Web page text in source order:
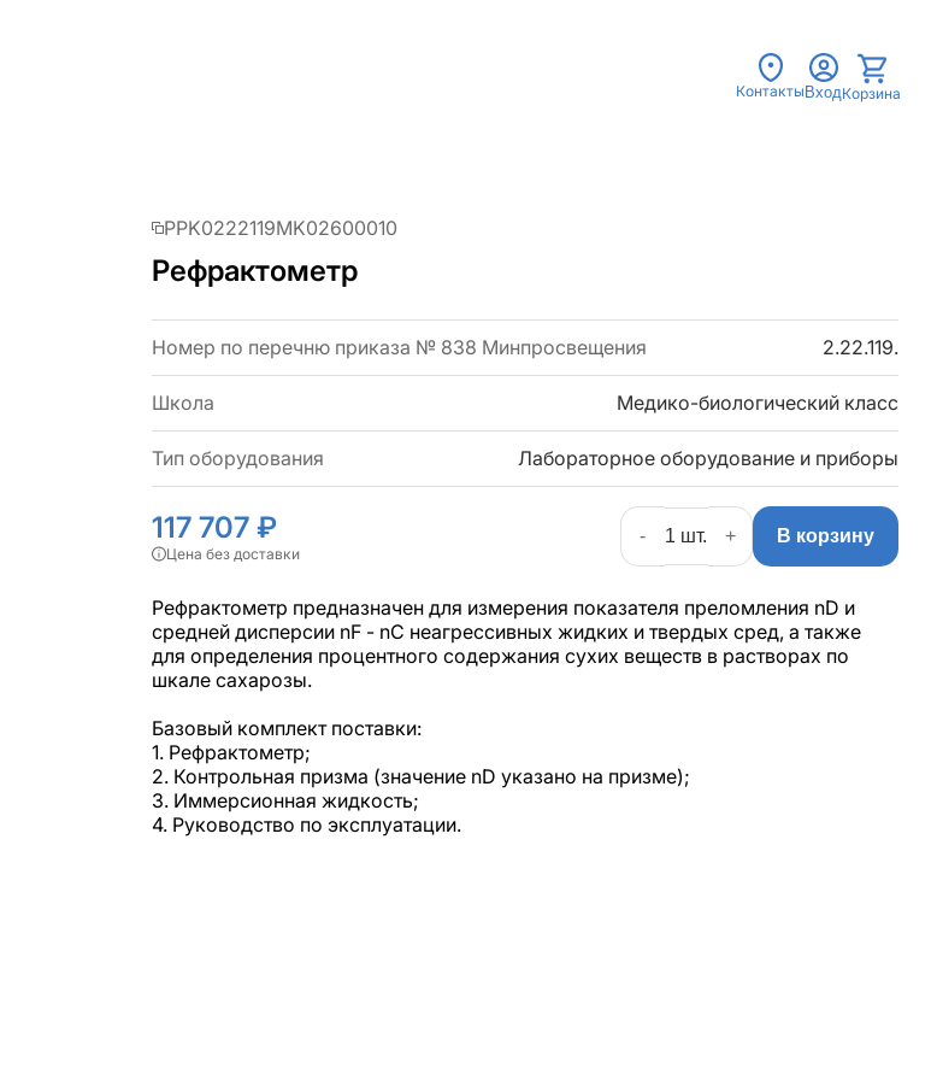
Контакты ВходКорзина
PPK0222119MK02600010
Рефрактометр
Номер по перечню приказа № 838 Минпросвещения 2.22.119.
Школа Медико-биологический класс
Тип оборудования Лабораторное оборудование и приборы
117 707 ₽
Цена без доставки
- + В корзину
Рефрактометр предназначен для измерения показателя преломления nD и
средней дисперсии nF - nС неагрессивных жидких и твердых сред, а также
для определения процентного содержания сухих веществ в растворах по
шкале сахарозы.
Базовый комплект поставки:
1. Рефрактометр;
2. Контрольная призма (значение nD указано на призме);
3. Иммерсионная жидкость;
4. Руководство по эксплуатации.